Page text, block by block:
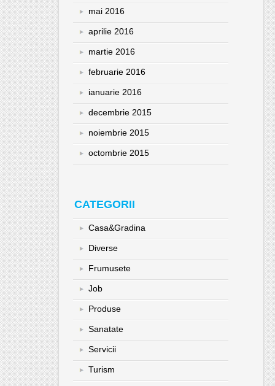
mai 2016
aprilie 2016
martie 2016
februarie 2016
ianuarie 2016
decembrie 2015
noiembrie 2015
octombrie 2015
CATEGORII
Casa&Gradina
Diverse
Frumusete
Job
Produse
Sanatate
Servicii
Turism